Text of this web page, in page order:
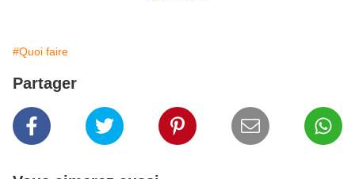
#Quoi faire
Partager